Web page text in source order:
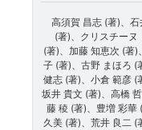
高須賀 昌志 (著)、
(著)、クリスチーヌ
(著)、加藤 知恵次 (著
子 (著)、古野 まほろ (
健志 (著)、小倉 範彦 (
坂井 貴文 (著)、高橋
藤 稜 (著)、豊増 彩華
久美 (著)、荒井 良二 (